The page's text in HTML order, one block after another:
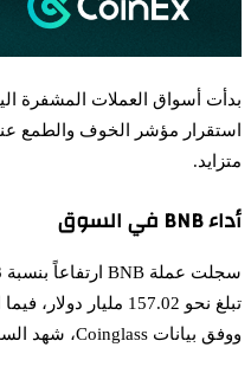
بدأت أسواق العملات المشفرة
استقرار مؤشر الخوف والطمع عند مستوى 32، وهو ما يشير إلى سيطرة الشعور بالخوف. وفي ظل محاولة عملات كبرى مثل بيتكوين
متزايد.
أداء BNB في السوق
تبلغ نحو 157.02 مليار دولار، فيما ارتفع حجم التداول اليومي بأكثر من 30% ليصل إلى 5.36 مليار دولار.
ووفق بيانات Coinglass، شهد السوق عمليات تصفية بقيمة 5.09 ملايين دولار من مراكز BNB خلال 24 ساعة، ما يعكس نشاطاً متزايداً بين المتداولين رغم التقلبات.